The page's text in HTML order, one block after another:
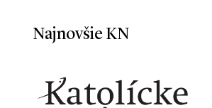
Najnovšie KN